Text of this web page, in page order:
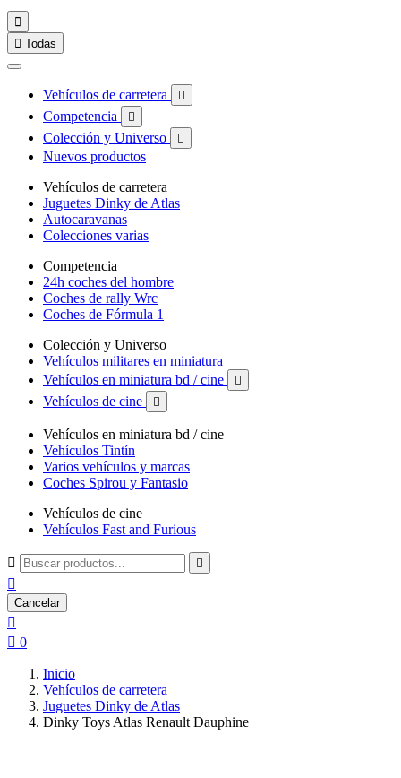

 Todas
Vehículos de carretera 
Competencia 
Colección y Universo 
Nuevos productos
Vehículos de carretera
Juguetes Dinky de Atlas
Autocaravanas
Colecciones varias
Competencia
24h coches del hombre
Coches de rally Wrc
Coches de Fórmula 1
Colección y Universo
Vehículos militares en miniatura
Vehículos en miniatura bd / cine

Vehículos de cine 
Vehículos en miniatura bd / cine
Vehículos Tintín
Varios vehículos y marcas
Coches Spirou y Fantasio
Vehículos de cine
Vehículos Fast and Furious
 

Cancelar

 0
Inicio
Vehículos de carretera
Juguetes Dinky de Atlas
Dinky Toys Atlas Renault Dauphine